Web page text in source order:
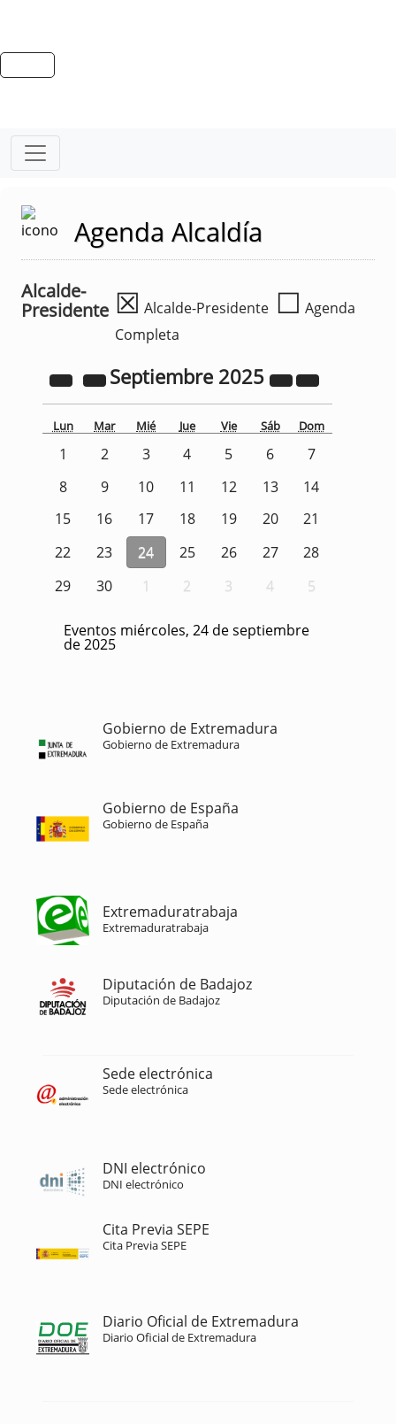
Agenda Alcaldía
Alcalde-
Presidente ☒ Alcalde-Presidente ☐ Agenda
Completa
Septiembre 2025
Lun Mar Mié Jue Vie Sáb Dom
1 2 3 4 5 6
7
8
9 10 11 12 13
14
15
16 17 18 19 20
21
22
23 24 25 26 27
28
29
30 1 2 3 4 5
Eventos miércoles, 24 de septiembre
de 2025
Gobierno de Extremadura
Gobierno de Extremadura
Gobierno de España
Gobierno de España
Extremaduratrabaja
Extremaduratrabaja
Diputación de Badajoz
Diputación de Badajoz
Sede electrónica
Sede electrónica
DNI electrónico
DNI electrónico
Cita Previa SEPE
Cita Previa SEPE
Diario Oficial de Extremadura
Diario Oficial de Extremadura